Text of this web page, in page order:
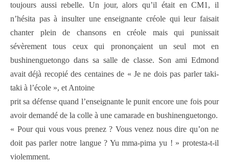
toujours aussi rebelle. Un jour, alors qu’il était en CM1, il
n’hésita pas à insulter une enseignante créole qui leur faisait
chanter plein de chansons en créole mais qui punissait
sévèrement tous ceux qui prononçaient un seul mot en
bushinenguetongo dans sa salle de classe. Son ami Edmond
avait déjà recopié des centaines de « Je ne dois pas parler taki-
taki à l’école », et Antoine
prit sa défense quand l’enseignante le punit encore une fois pour
avoir demandé de la colle à une camarade en bushinenguetongo.
« Pour qui vous vous prenez ? Vous venez nous dire qu’on ne
doit pas parler notre langue ? Yu mma-pima yu ! » protesta-t-il
violemment.